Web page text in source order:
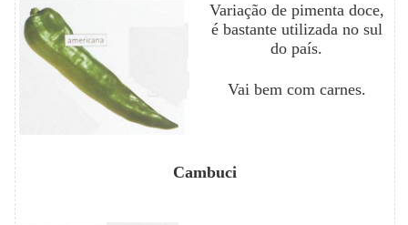
Variação de pimenta doce,
é bastante utilizada no sul
do país.
Vai bem com carnes.
Cambuci